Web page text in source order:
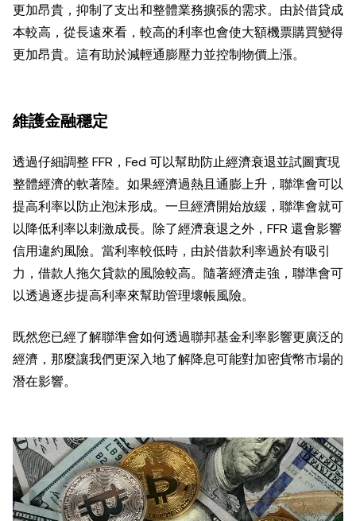
更加昂貴，抑制了支出和整體業務擴張的需求。由於借貸成
本較高，從長遠來看，較高的利率也會使大額機票購買變得
更加昂貴。這有助於減輕通膨壓力並控制物價上漲。
維護金融穩定
透過仔細調整 FFR，Fed 可以幫助防止經濟衰退並試圖實現
整體經濟的軟著陸。如果經濟過熱且通膨上升，聯準會可以
提高利率以防止泡沫形成。一旦經濟開始放緩，聯準會就可
以降低利率以刺激成長。除了經濟衰退之外，FFR 還會影響
信用違約風險。當利率較低時，由於借款利率過於有吸引
力，借款人拖欠貸款的風險較高。隨著經濟走強，聯準會可
以透過逐步提高利率來幫助管理壞帳風險。
既然您已經了解聯準會如何透過聯邦基金利率影響更廣泛的
經濟，那麼讓我們更深入地了解降息可能對加密貨幣市場的
潛在影響。